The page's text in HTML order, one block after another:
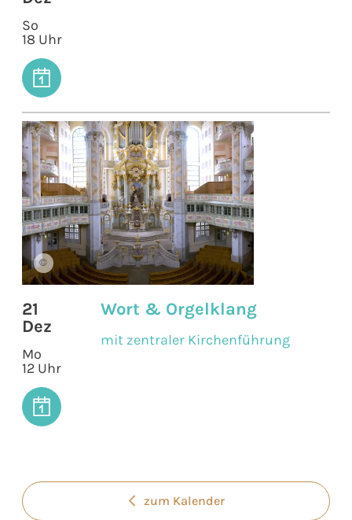
So
18 Uhr
©
21
Dez
Mo
12 Uhr
Wort & Orgelklang
mit zentraler Kirchenführung
zum Kalender